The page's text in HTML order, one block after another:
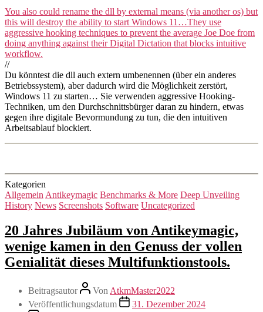
You also could rename the dll by external means (via another os) but
this will destroy the ability to start Windows 11…They use
aggressive hooking techniques to prevent the average Joe Doe from
doing anything against their Digital Dictation that blocks intuitive
workflow.
//
Du könntest die dll auch extern umbenennen (über ein anderes
Betriebssystem), aber dadurch wird die Möglichkeit zerstört,
Windows 11 zu starten… Sie verwenden aggressive Hooking-
Techniken, um den Durchschnittsbürger daran zu hindern, etwas
gegen ihre digitale Bevormundung zu tun, die den intuitiven
Arbeitsablauf blockiert.
Kategorien
Allgemein Antikeymagic Benchmarks & More Deep Unveiling
History News Screenshots Software Uncategorized
20 Jahres Jubiläum von Antikeymagic,
wenige kamen in den Genuss der vollen
Genialität dieses Multifunktionstools.
Beitragsautor Von AtkmMaster2022
Veröffentlichungsdatum
31. Dezember 2024